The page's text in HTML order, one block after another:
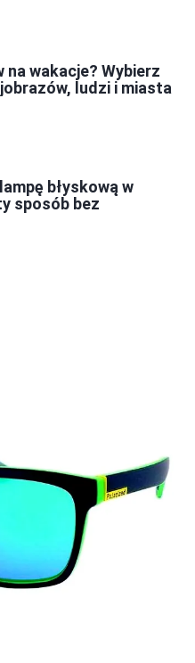
wakacje? Wybierz
ludzi i miasta
błyskową w
sposób bez